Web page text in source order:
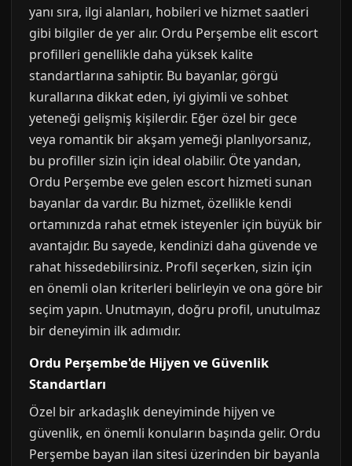
yanı sıra, ilgi alanları, hobileri ve hizmet saatleri
gibi bilgiler de yer alır. Ordu Perşembe elit escort
profilleri genellikle daha yüksek kalite
standartlarına sahiptir. Bu bayanlar, görgü
kurallarına dikkat eden, iyi giyimli ve sohbet
yeteneği gelişmiş kişilerdir. Eğer özel bir gece
veya romantik bir akşam yemeği planlıyorsanız,
bu profiller sizin için ideal olabilir. Öte yandan,
Ordu Perşembe eve gelen escort hizmeti sunan
bayanlar da vardır. Bu hizmet, özellikle kendi
ortamınızda rahat etmek isteyenler için büyük bir
avantajdır. Bu sayede, kendinizi daha güvende ve
rahat hissedebilirsiniz. Profil seçerken, sizin için
en önemli olan kriterleri belirleyin ve ona göre bir
seçim yapın. Unutmayın, doğru profil, unutulmaz
bir deneyimin ilk adımıdır.
Ordu Perşembe'de Hijyen ve Güvenlik
Standartları
Özel bir arkadaşlık deneyiminde hijyen ve
güvenlik, en önemli konuların başında gelir. Ordu
Perşembe bayan ilan sitesi üzerinden bir bayanla